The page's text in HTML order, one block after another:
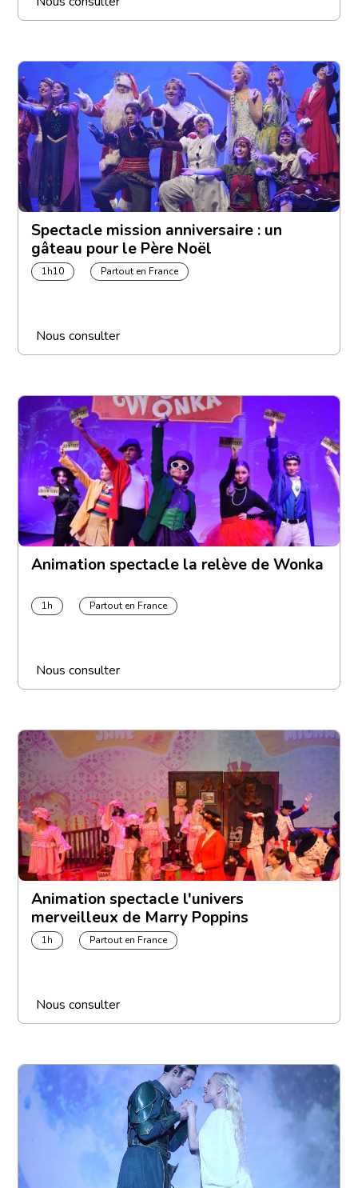
Spectacle mission anniversaire : un
gâteau pour le Père Noël
1h10 Partout en France
Nous consulter
Animation spectacle la relève de Wonka
1h Partout en France
Nous consulter
Animation spectacle l'univers
merveilleux de Marry Poppins
1h Partout en France
Nous consulter